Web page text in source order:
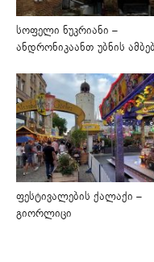
სოფელი ნუკრიანი –
ანდრონიკაანთ უბნის
ფესტივალების ქალაქი –
გიორლიცი